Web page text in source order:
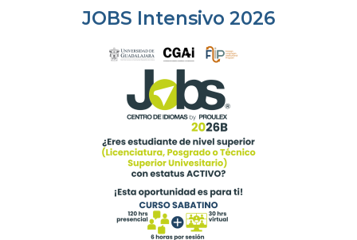
JOBS Intensivo 2026